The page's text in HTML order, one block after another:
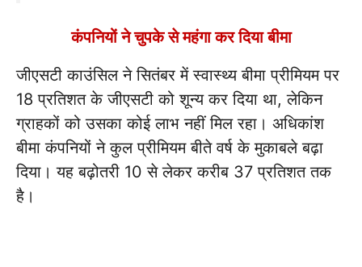
कंपनियों ने चुपके से महंगा कर दिया बीमा
जीएसटी काउंसिल ने सितंबर में स्वास्थ्य बीमा प्रीमियम पर
18 प्रतिशत के जीएसटी को शून्य कर दिया था, लेकिन
ग्राहकों को उसका कोई लाभ नहीं मिल रहा। अधिकांश
बीमा कंपनियों ने कुल प्रीमियम बीते वर्ष के मुकाबले बढ़ा
दिया। यह बढ़ोतरी 10 से लेकर करीब 37 प्रतिशत तक
है।